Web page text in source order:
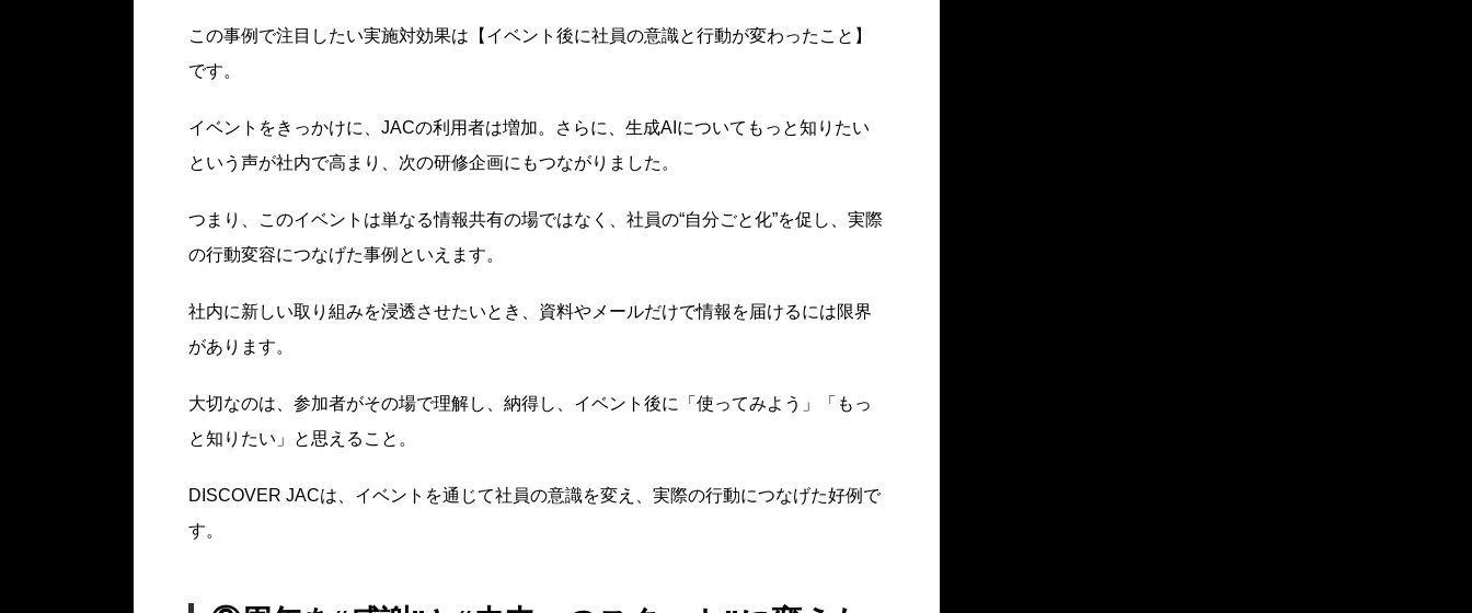
この事例で注目したい実施対効果は【イベント後に社員の意識と行動が変わったこと】
です。
イベントをきっかけに、JACの利用者は増加。さらに、生成AIについてもっと知りたい
という声が社内で高まり、次の研修企画にもつながりました。
つまり、このイベントは単なる情報共有の場ではなく、社員の“自分ごと化”を促し、実際
の行動変容につなげた事例といえます。
社内に新しい取り組みを浸透させたいとき、資料やメールだけで情報を届けるには限界
があります。
大切なのは、参加者がその場で理解し、納得し、イベント後に「使ってみよう」「もっ
と知りたい」と思えること。
DISCOVER JACは、イベントを通じて社員の意識を変え、実際の行動につなげた好例で
す。